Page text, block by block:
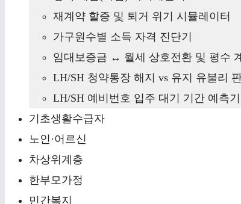
재계약 할증 및 퇴거 위기 시뮬레이터
가구원수별 소득 자격 진단기
임대보증금 ↔ 월세 상호전환 및 평수
LH/SH 청약통장 해지 vs 유지 유불리 판
LH/SH 예비번호 입주 대기 기간 예측기
기초생활수급자
노인·어르신
차상위계층
한부모가정
민간복지